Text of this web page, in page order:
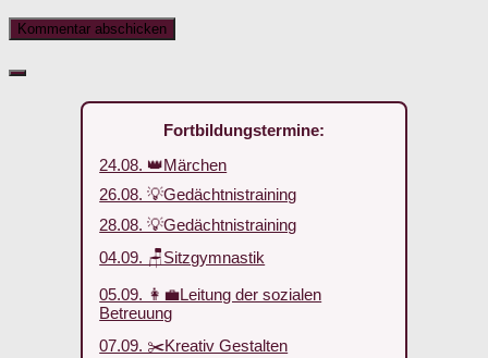
Fortbildungstermine:
24.08. 👑Märchen
26.08. 💡Gedächtnistraining
28.08. 💡Gedächtnistraining
04.09. 🪑Sitzgymnastik
05.09. 👩‍💼Leitung der sozialen
Betreuung
07.09. ✂️Kreativ Gestalten